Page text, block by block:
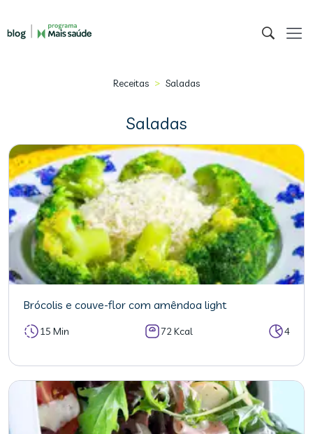
Receitas > Saladas
Saladas
Brócolis e couve-flor com amêndoa light
15 Min 72 Kcal 4